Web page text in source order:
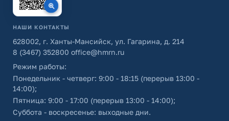
НАШИ КОНТАКТЫ
628002, г. Ханты-Мансийск, ул. Гагарина, д. 214
8 (3467) 352800 office@hmrn.ru
Режим работы:
Понедельник - четверг: 9:00 - 18:15 (перерыв 13:00 -
14:00);
Пятница: 9:00 - 17:00 (перерыв 13:00 - 14:00);
Суббота - воскресенье: выходные дни.